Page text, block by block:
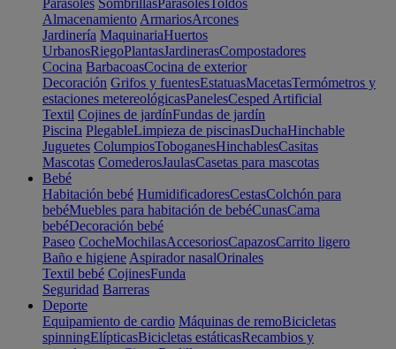
Parasoles SombrillasParasolesToldos
Almacenamiento ArmariosArcones
Jardinería MaquinariaHuertos
UrbanosRiegoPlantasJardinerasCompostadores
Cocina BarbacoasCocina de exterior
Decoración Grifos y fuentesEstatuasMacetasTermómetros y
estaciones metereológicasPanelesCesped Artificial
Textil Cojines de jardínFundas de jardín
Piscina PlegableLimpieza de piscinasDuchaHinchable
Juguetes ColumpiosToboganesHinchablesCasitas
Mascotas ComederosJaulasCasetas para mascotas
Bebé
Habitación bebé HumidificadoresCestasColchón para
bebéMuebles para habitación de bebéCunasCama
bebéDecoración bebé
Paseo CocheMochilasAccesoriosCapazosCarrito ligero
Baño e higiene Aspirador nasalOrinales
Textil bebé CojinesFunda
Seguridad Barreras
Deporte
Equipamiento de cardio Máquinas de remoBicicletas
spinningElípticasBicicletas estáticasRecambios y